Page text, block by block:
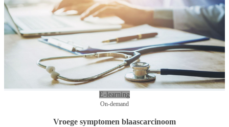
E-learning
On-demand
Vroege symptomen blaascarcinoom